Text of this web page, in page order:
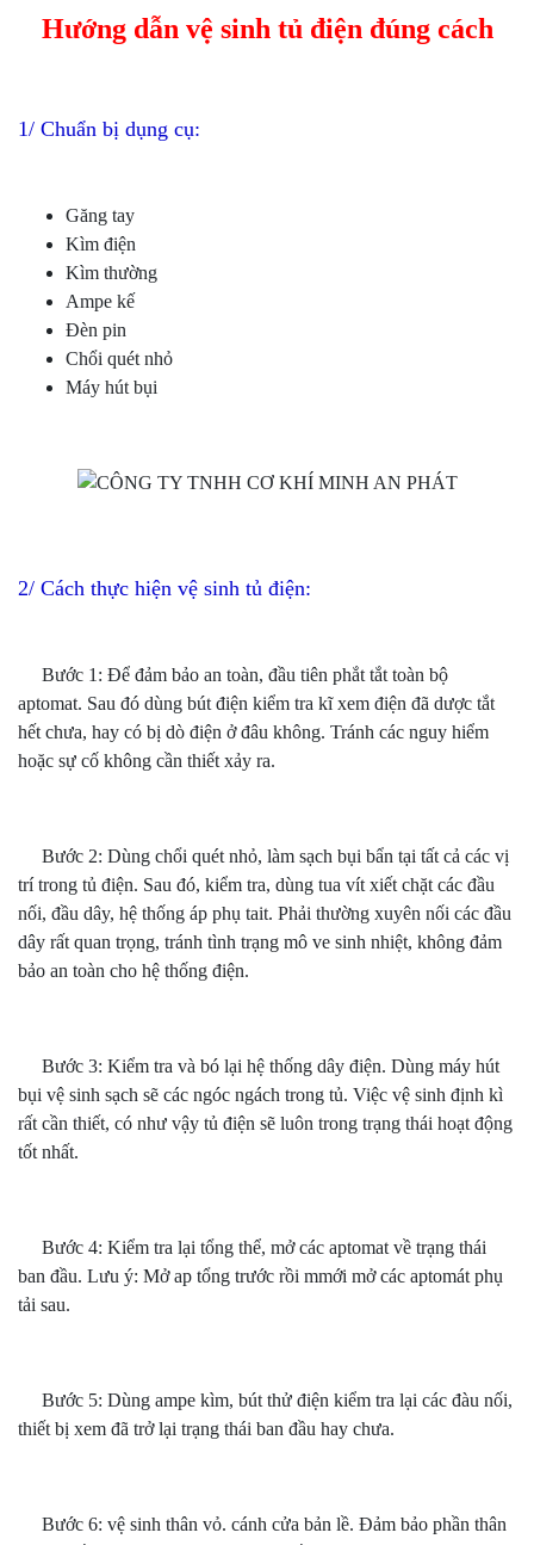
Hướng dẫn vệ sinh tủ điện đúng cách
1/ Chuẩn bị dụng cụ:
Găng tay
Kìm điện
Kìm thường
Ampe kế
Đèn pin
Chổi quét nhỏ
Máy hút bụi
2/ Cách thực hiện vệ sinh tủ điện:
Bước 1: Để đảm bảo an toàn, đầu tiên phắt tắt toàn bộ
aptomat. Sau đó dùng bút điện kiểm tra kĩ xem điện đã dược tắt
hết chưa, hay có bị dò điện ở đâu không. Tránh các nguy hiểm
hoặc sự cố không cần thiết xảy ra.
Bước 2: Dùng chổi quét nhỏ, làm sạch bụi bẩn tại tất cả các vị
trí trong tủ điện. Sau đó, kiểm tra, dùng tua vít xiết chặt các đầu
nối, đầu dây, hệ thống áp phụ tait. Phải thường xuyên nối các đầu
dây rất quan trọng, tránh tình trạng mô ve sinh nhiệt, không đảm
bảo an toàn cho hệ thống điện.
Bước 3: Kiểm tra và bó lại hệ thống dây điện. Dùng máy hút
bụi vệ sinh sạch sẽ các ngóc ngách trong tủ. Việc vệ sinh định kì
rất cần thiết, có như vậy tủ điện sẽ luôn trong trạng thái hoạt động
tốt nhất.
Bước 4: Kiểm tra lại tổng thể, mở các aptomat về trạng thái
ban đầu. Lưu ý: Mở ap tổng trước rồi mmới mở các aptomát phụ
tải sau.
Bước 5: Dùng ampe kìm, bút thử điện kiểm tra lại các đàu nối,
thiết bị xem đã trở lại trạng thái ban đầu hay chưa.
Bước 6: vệ sinh thân vỏ. cánh cửa bản lề. Đảm bảo phần thân